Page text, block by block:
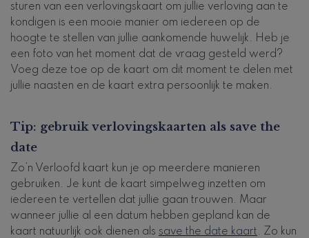
sturen van een verlovingskaart om jullie verloving aan te
kondigen is een mooie manier om iedereen op de
hoogte te stellen van jullie aankomende huwelijk. Heb je
een foto van het moment dat de vraag gesteld werd?
Voeg deze toe op de kaart om dit moment te delen met
jullie naasten en de kaart extra persoonlijk te maken.
Tip: gebruik verlovingskaarten als save the
date
Zo’n Verloofd kaart kun je op meerdere manieren
gebruiken. Je kunt de kaart simpelweg inzetten om
iedereen te vertellen dat jullie gaan trouwen. Maar
wanneer jullie al een datum hebben gepland kan de
kaart natuurlijk ook dienen als save the date kaart. Zo kun